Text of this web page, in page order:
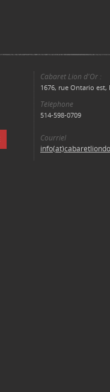
Cabaret Lion d'Or :
1676, rue Ontario est,
Téléphone
514-598-0709
Courriel